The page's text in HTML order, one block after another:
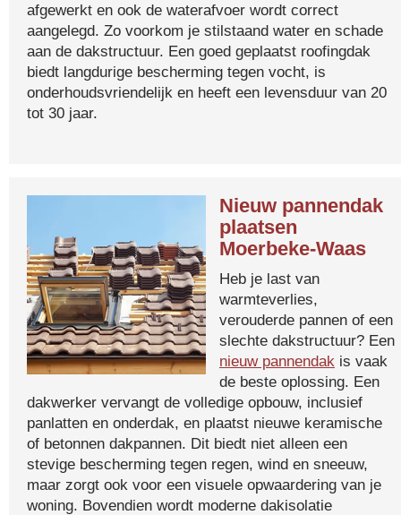
afgewerkt en ook de waterafvoer wordt correct
aangelegd. Zo voorkom je stilstaand water en schade
aan de dakstructuur. Een goed geplaatst roofingdak
biedt langdurige bescherming tegen vocht, is
onderhoudsvriendelijk en heeft een levensduur van 20
tot 30 jaar.
Nieuw pannendak
plaatsen
Moerbeke-Waas
Heb je last van
warmteverlies,
verouderde pannen of een
slechte dakstructuur? Een
nieuw pannendak is vaak
de beste oplossing. Een
dakwerker vervangt de volledige opbouw, inclusief
panlatten en onderdak, en plaatst nieuwe keramische
of betonnen dakpannen. Dit biedt niet alleen een
stevige bescherming tegen regen, wind en sneeuw,
maar zorgt ook voor een visuele opwaardering van je
woning. Bovendien wordt moderne dakisolatie